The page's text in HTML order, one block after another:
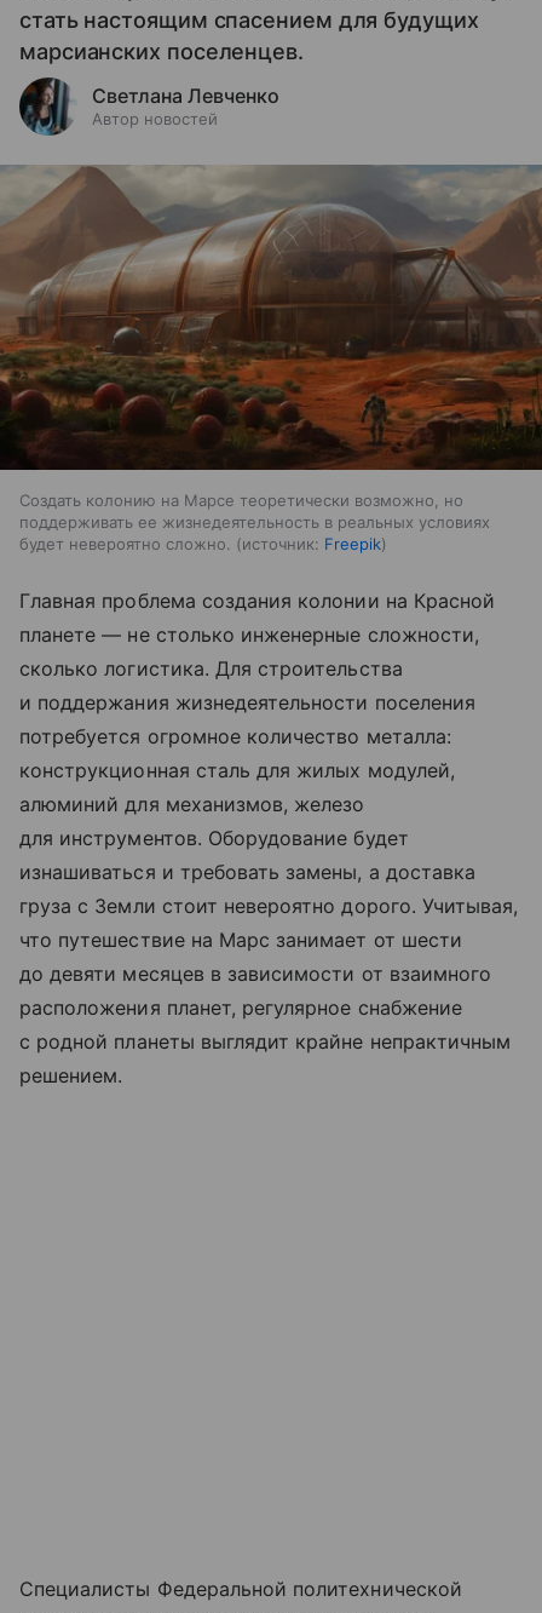
стать настоящим спасением для будущих
марсианских поселенцев.
Светлана Левченко
Автор новостей
Создать колонию на Марсе теоретически возможно, но
поддерживать ее жизнедеятельность в реальных условиях
будет невероятно сложно.
источник: Freepik
Главная проблема создания колонии на Красной
планете — не столько инженерные сложности,
сколько логистика. Для строительства
и поддержания жизнедеятельности поселения
потребуется огромное количество металла:
конструкционная сталь для жилых модулей,
алюминий для механизмов, железо
для инструментов. Оборудование будет
изнашиваться и требовать замены, а доставка
груза с Земли стоит невероятно дорого. Учитывая,
что путешествие на Марс занимает от шести
до девяти месяцев в зависимости от взаимного
расположения планет, регулярное снабжение
с родной планеты выглядит крайне непрактичным
решением.
Специалисты Федеральной политехнической